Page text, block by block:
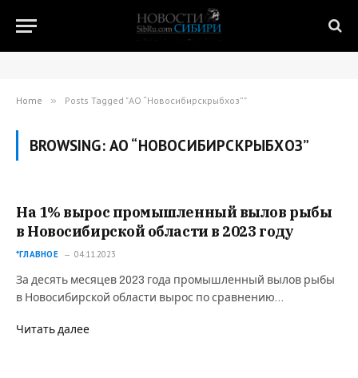
Home » Posts Tagged "АО “Новосибирскрыбхоз”"
BROWSING: АО “НОВОСИБИРСКРЫБХОЗ”
На 1% вырос промышленный вылов рыбы
в Новосибирской области в 2023 году
*ГЛАВНОЕ 04.11.2023
За десять месяцев 2023 года промышленный вылов рыбы
в Новосибирской области вырос по сравнению…
Читать далее